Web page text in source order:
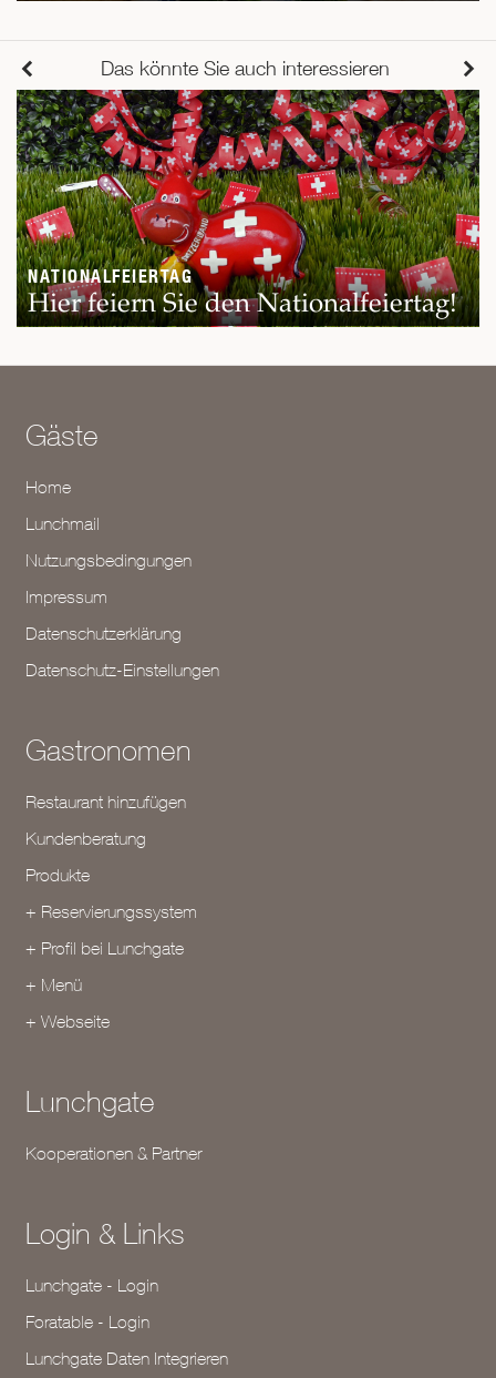
Das könnte Sie auch interessieren
NATIONALFEIERTAG
Hier feiern Sie den Nationalfeiertag!
Gäste
Home
Lunchmail
Nutzungsbedingungen
Impressum
Datenschutzerklärung
Datenschutz-Einstellungen
Gastronomen
Restaurant hinzufügen
Kundenberatung
Produkte
+ Reservierungssystem
+ Profil bei Lunchgate
+ Menü
+ Webseite
Lunchgate
Kooperationen & Partner
Login & Links
Lunchgate - Login
Foratable - Login
Lunchgate Daten Integrieren